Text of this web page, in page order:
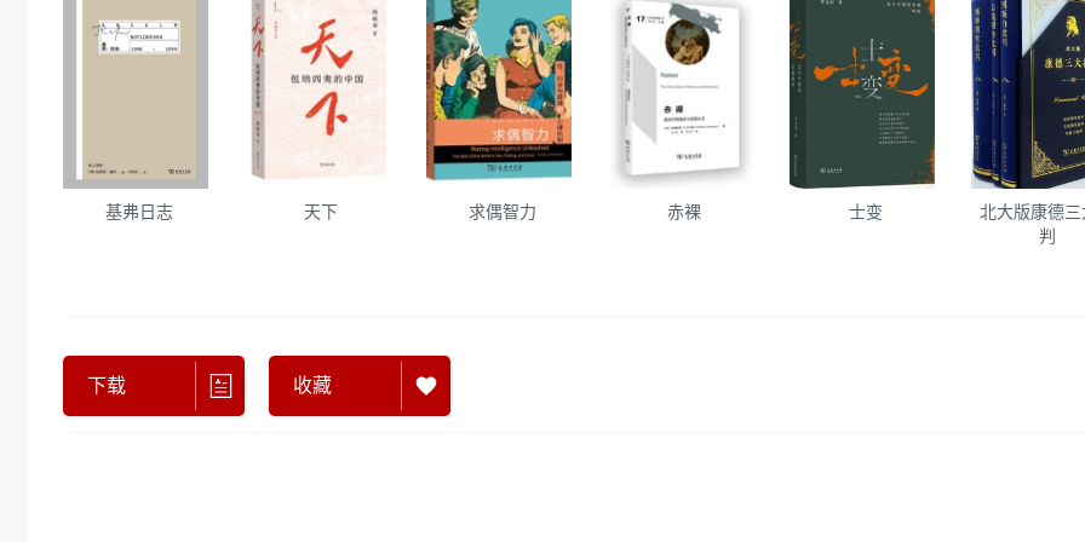
基弗日志 天下 求偶智力 赤裸 士变
北大版康德三
判
下载 收藏